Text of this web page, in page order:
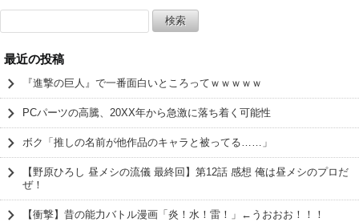
索:
最近の投稿
『進撃の巨人』で一番面白いところってｗｗｗｗｗ
PCパーツの高騰、20XX年から急激に落ち着く可能性
ボク「推しの名前が他作品のキャラと被ってる……」
【野原ひろし 昼メシの流儀 最終回】第12話 感想 俺は昼メシのプロだ
ぜ！
【衝撃】昔の能力バトル漫画「炎！水！雷！」←うおおお！！！